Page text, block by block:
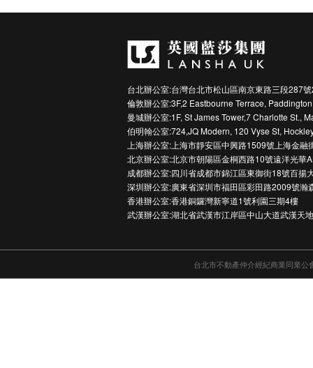
台北辦公室:台灣台北市松山區南京東路三段287
倫敦辦公室:3F,2 Eastbourne Terrace,
曼城辦公室:1F, St James Tower,7 Charlotte St.,
伯明翰公室:724,JQ Modern, 120 Vyse St,
上海辦公室:上海市靜安區中興路1509號上海金融
北京辦公室:北京市朝陽區金桐西路10號遠洋光華
成都辦公室:四川省成都市錦江區東御街18號百揚
深圳辦公室:廣東省深圳市福田區彩田路2009號瀚
香港辦公室:香港銅鑼灣新寧道1號利園三期4樓
武漢辦公室:湖北省武漢市江岸區中山大道武漢天
台北市不動產仲介經紀商業同業公